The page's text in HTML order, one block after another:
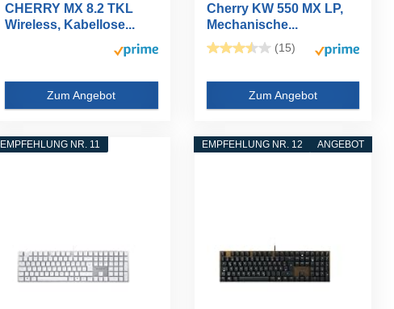
CHERRY MX 8.2 TKL
Wireless, Kabellose...
Zum Angebot
Cherry KW 550 MX LP,
Mechanische...
(15)
Zum Angebot
EMPFEHLUNG NR. 11 ANGEBOT
EMPFEHLUNG NR. 12